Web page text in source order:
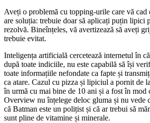
Aveți o problemă cu topping-urile care vă cad
are soluția: trebuie doar să aplicați puțin lipici
rezolvă. Bineînțeles, vă avertizează să aveți
trebuie evitat.
Inteligența artificială cercetează internetul în
după toate indiciile, nu este capabilă să își
toate informațiile nefondate ca fapte și
ca atare. Cazul cu pizza și lipiciul a pornit de
în urmă cu mai bine de 10 ani și a fost în
Overview nu înțelege deloc gluma și nu vede
că Batman este un polițist și că ar trebui să
sunt pline de vitamine și minerale.